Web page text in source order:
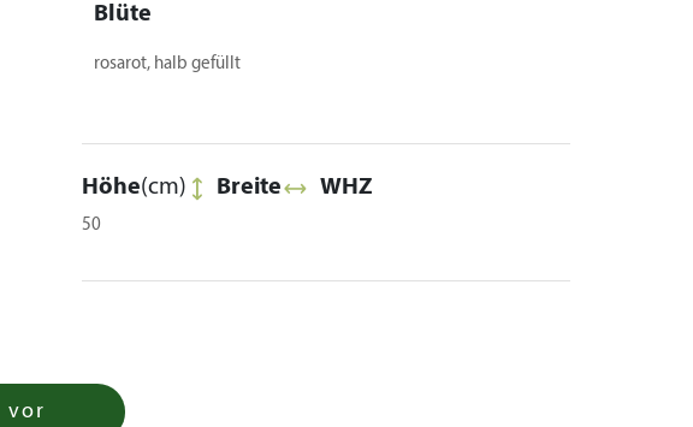
Blüte
rosarot, halb gefüllt
Höhe(cm)
50
Breite WHZ
vor